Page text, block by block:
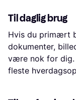
Til daglig brug
Hvis du primært
dokumenter,
være nok for dig.
fleste